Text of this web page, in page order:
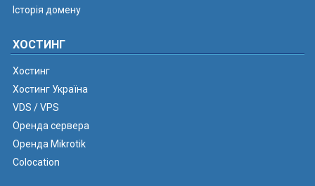
Історія домену
ХОСТИНГ
Хостинг
Хостинг Україна
VDS / VPS
Оренда сервера
Оренда Mikrotik
Colocation